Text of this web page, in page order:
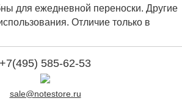
для ежедневной переноски. Другие
Отличие только в
+7(495) 585-62-53
sale@notestore.ru